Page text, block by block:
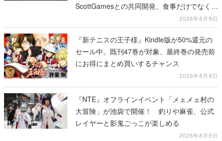
ScottGamesとの共同開発、食事だけでなくス
テージショーや没入型のホラー体験も楽しめ
る
2026年8月9日
『新テニスの王子様』Kindle版が50%還元の
セール中。既刊47巻が対象、最終巻の発売前
にお得にまとめ買いするチャンス
2026年8月9日
『NTE』オフラインイベント「メェメェ村の
大冒険」が池袋で開催！ 釣りや麻雀、公式
レイヤーと影鬼ごっこが楽しめる
2026年8月9日